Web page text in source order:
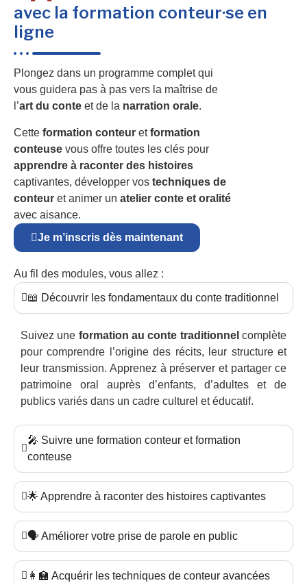
avec la formation conteur·se en
ligne
Plongez dans un programme complet qui
vous guidera pas à pas vers la maîtrise de
l’art du conte et de la narration orale.
Cette formation conteur etformation
conteuse vous offre toutes les clés pour
apprendre à raconter des histoires
captivantes, développer vos techniques de
conteur et animer un atelier conte et oralité
avec aisance.
Je m’inscris dès maintenant
Au fil des modules, vous allez :
📖 Découvrir les fondamentaux du conte traditionnel
Suivez une formation au conte traditionnel complète
pour comprendre l’origine des récits, leur structure et
leur transmission. Apprenez à préserver et partager ce
patrimoine oral auprès d’enfants, d’adultes et de
publics variés dans un cadre culturel et éducatif.
🎤 Suivre une formation conteur et formation
conteuse
🌟 Apprendre à raconter des histoires captivantes
🗣️ Améliorer votre prise de parole en public
👩‍🏫 Acquérir les techniques de conteur avancées